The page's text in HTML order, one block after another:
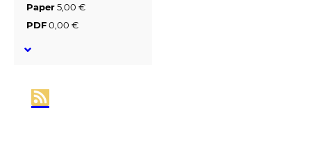
Paper5,00 €
PDF0,00 €